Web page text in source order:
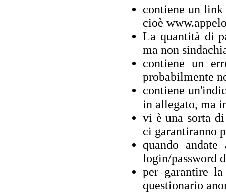
contiene un
cioè
La quantità di
ma non
contiene un
probabilmente
contiene
in allegato, ma
vi è una sorta
ci garantiranno
quando
login/password
per garantire
questionario